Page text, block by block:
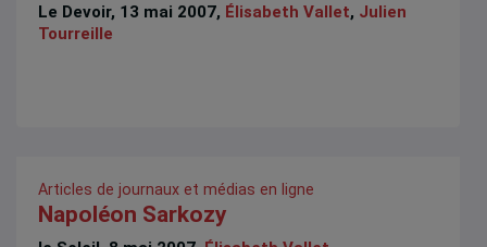
Le Devoir, 13 mai 2007, Élisabeth Vallet, Julien
Tourreille
Articles de journaux et médias en ligne
Napoléon Sarkozy